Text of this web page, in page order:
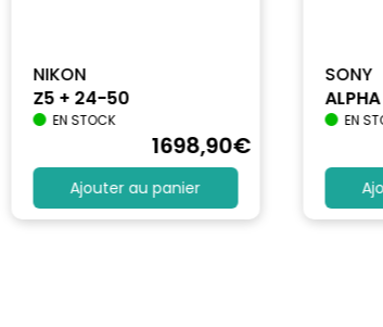
NIKON
Z5 + 24-50
EN STOCK
1698,90€
Ajouter au panier
SONY
EN